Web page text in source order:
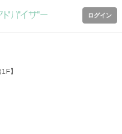
ログイン
】